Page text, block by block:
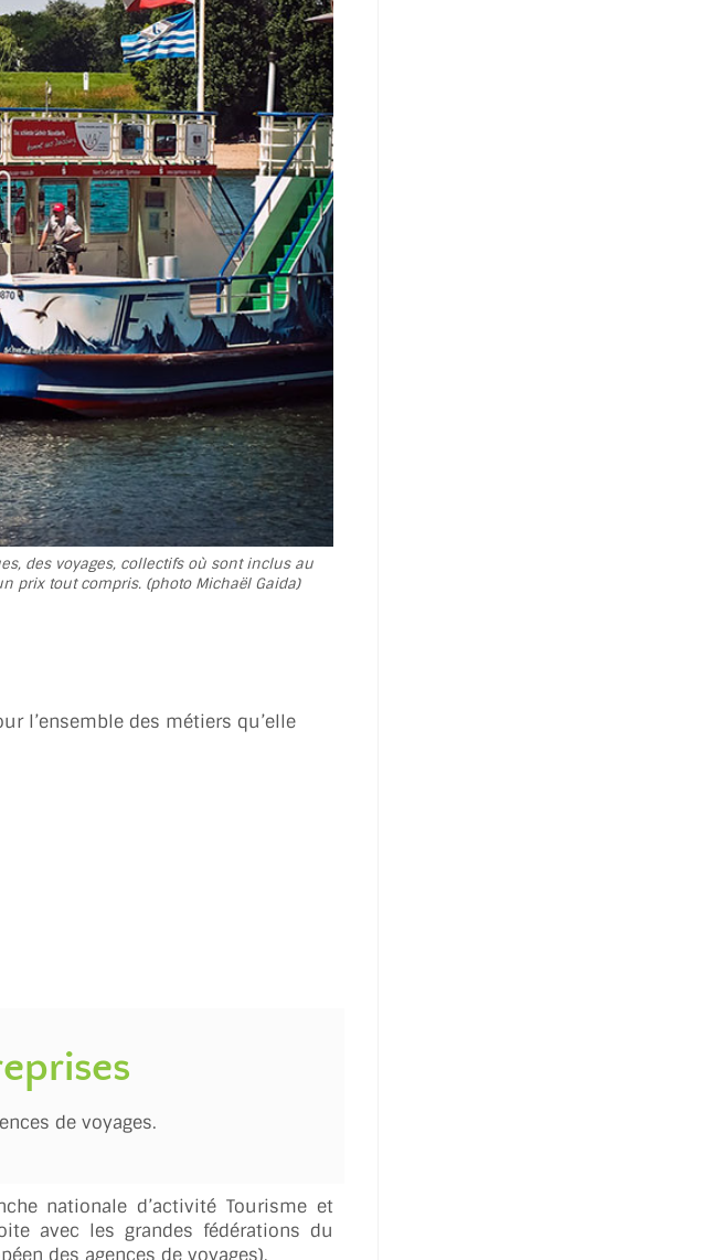
des voyages, collectifs où sont inclus au
prix tout compris. (photo Michaël Gaida)
l’ensemble des métiers qu’elle
de voyages.
nationale d’activité Tourisme et
avec les grandes fédérations du
des agences de voyages).